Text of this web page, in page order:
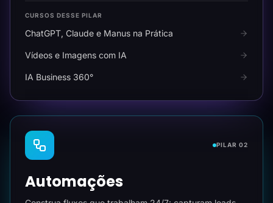
CURSOS DESSE PILAR
ChatGPT, Claude e Manus na Prática
Vídeos e Imagens com IA
IA Business 360°
PILAR 02
Automações